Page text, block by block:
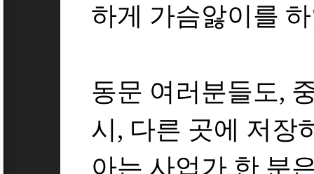
하게 가슴앓이를
동문 여러분들도,
시, 다른 곳에 저장
아는 사업가 한 분